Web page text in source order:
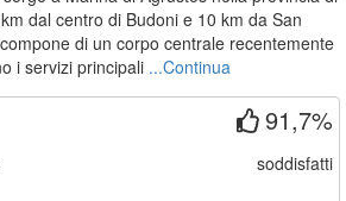
dal centro di Budoni e 10 km da San
di un corpo centrale recentemente
i servizi principali ...Continua
91,7%
soddisfatti